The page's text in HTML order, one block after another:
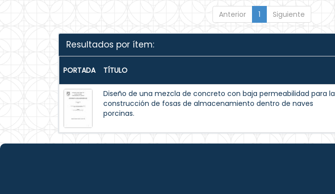
Anterior 1 Siguiente
Resultados por ítem:
PORTADA TÍTULO
Diseño de una mezcla de concreto con baja permeabilidad para la
construcción de fosas de almacenamiento dentro de naves
porcinas.